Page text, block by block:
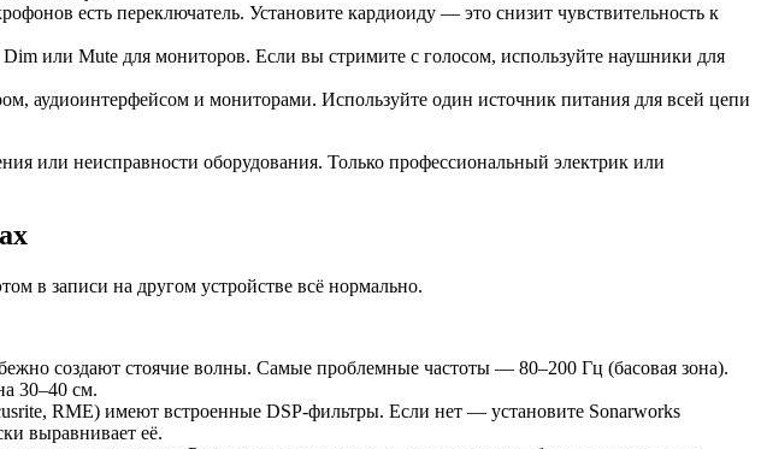
есть переключатель. Установите кардиоиду — это снизит чувствительность к
или Mute для мониторов. Если вы стримите с голосом, используйте наушники для
аудиоинтерфейсом и мониторами. Используйте один источник питания для всей цепи
или неисправности оборудования. Только профессиональный электрик или
в записи на другом устройстве всё нормально.
создают стоячие волны. Самые проблемные частоты — 80–200 Гц (басовая зона).
30–40 см.
RME) имеют встроенные DSP-фильтры. Если нет — установите Sonarworks
выравнивает её.